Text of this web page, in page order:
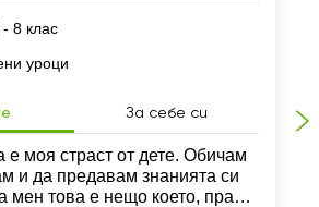
8 клас
уроци
За себе си
е моя страст от дете. Обичам
и да предавам знанията си
мен това е нещо което, правя